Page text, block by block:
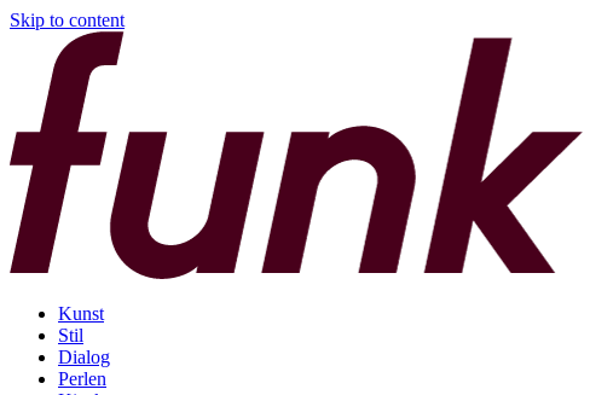
Skip to content
Kunst
Stil
Dialog
Perlen